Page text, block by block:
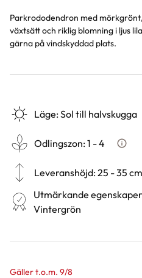
Parkrododendron med
växtsätt och riklig blomning i ljus
gärna på vindskyddad plats.
Läge:Sol till halvskugga
Odlingszon:1 - 4 Vad
Leveranshöjd:25 - 35 cm
Utmärkande egenskaper
Vintergrön
Gäller t.o.m. 9/8